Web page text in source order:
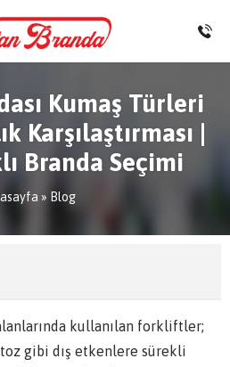
Kumaş Türleri
Karşılaştırması |
Branda Seçimi
» Blog
kullanılan forkliftler;
gibi dış etkenlere sürekli